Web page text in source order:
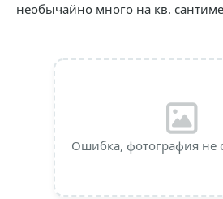
необычайно много на кв.
Ошибка, фотография не